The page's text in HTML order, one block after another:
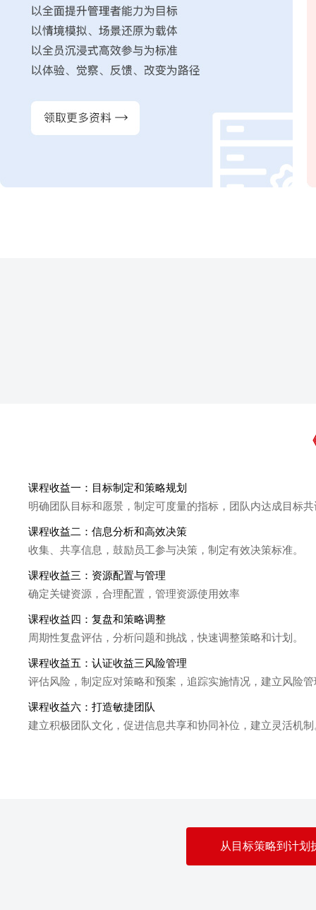
课程收益一：目标制定和策略规划
明确团队目标和愿景，制定可度量的指标，团队内达成目标
课程收益二：信息分析和高效决策
收集、共享信息，鼓励员工参与决策，制定有效决策标准。
课程收益三：资源配置与管理
确定关键资源，合理配置，管理资源使用效率
课程收益四：复盘和策略调整
周期性复盘评估，分析问题和挑战，快速调整策略和计划。
课程收益五：认证收益三风险管理
评估风险，制定应对策略和预案，追踪实施情况，建立风险
课程收益六：打造敏捷团队
建立积极团队文化，促进信息共享和协同补位，建立灵活机制
从目标策略到计划